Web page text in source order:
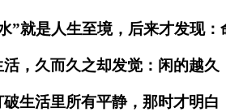
”就是人生至境，后来才发现
，久而久之却发觉：闲的越久
生活里所有平静，那时才明白